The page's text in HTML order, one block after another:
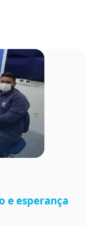
e esperança